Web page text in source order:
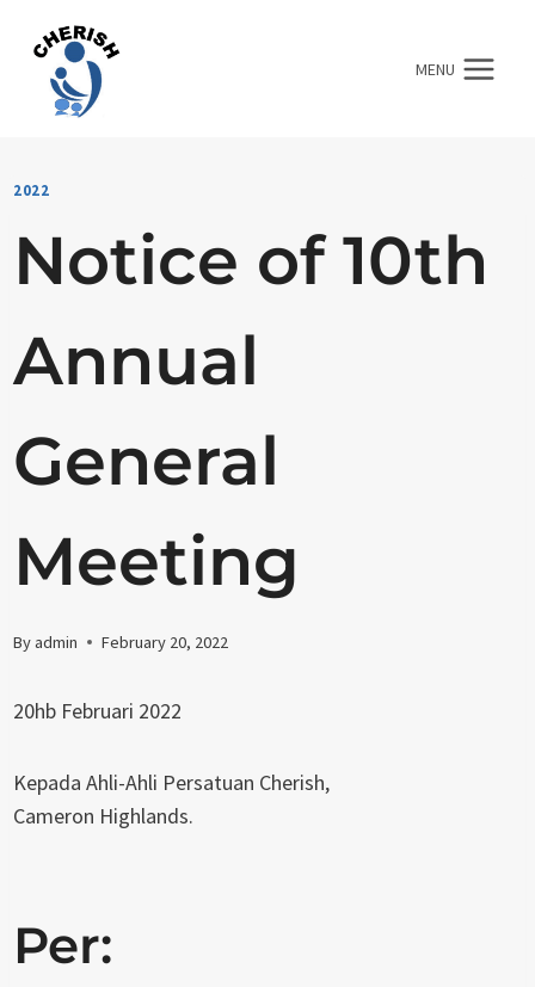
content
MENU
2022
Notice of 10th
Annual
General
Meeting
Byadmin February 20, 2022
20hb Februari 2022
Kepada Ahli-Ahli Persatuan Cherish,
Cameron Highlands.
Per: